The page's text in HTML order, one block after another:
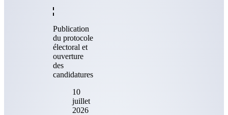
Publication
du protocole
électoral et
ouverture
des
candidatures
10
juillet
2026